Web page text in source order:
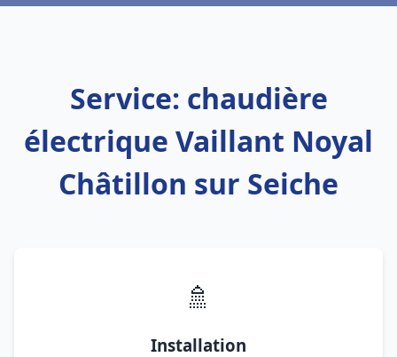
Service: chaudière
électrique Vaillant Noyal
Châtillon sur Seiche
🚿
Installation